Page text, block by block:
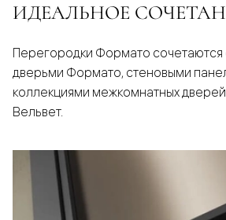
ИДЕАЛЬНОЕ
Перегородки Формато
дверьми Формато, стеновыми
коллекциями межкомнатных
Вельвет.